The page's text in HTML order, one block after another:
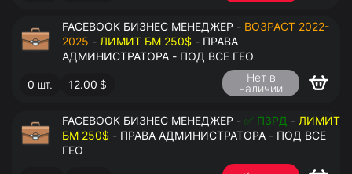
FACEBOOK БИЗНЕС МЕНЕДЖЕР - ВОЗРАСТ 2022-
2025 - ЛИМИТ БМ 250$ - ПРАВА
АДМИНИСТРАТОРА - ПОД ВСЕ ГЕО
0 шт. 12.00 $
Нет в
наличии
FACEBOOK БИЗНЕС МЕНЕДЖЕР - ✅ ПЗРД - ЛИМИТ
БМ 250$ - ПРАВА АДМИНИСТРАТОРА - ПОД ВСЕ
ГЕО